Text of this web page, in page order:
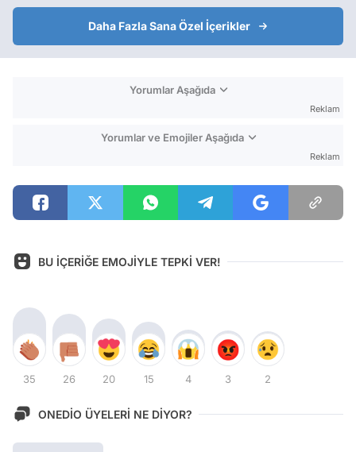
Daha Fazla Sana Özel İçerikler
Yorumlar Aşağıda
Reklam
Yorumlar ve Emojiler Aşağıda
Reklam
BU İÇERİĞE EMOJİYLE TEPKİ VER!
35 26 20 15 4 3 2
ONEDİO ÜYELERİ NE DİYOR?